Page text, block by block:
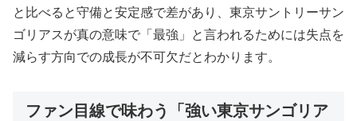
と比べると守備と安定感で差があり、東京サントリーサン
ゴリアスが真の意味で「最強」と言われるためには失点を
減らす方向での成長が不可欠だとわかります。
ファン目線で味わう「強い東京サンゴリア